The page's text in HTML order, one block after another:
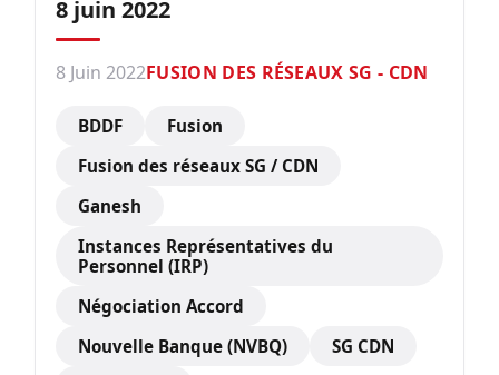
8 juin 2022
8 Juin 2022FUSION DES RÉSEAUX SG - CDN
BDDF
Fusion
Fusion des réseaux SG / CDN
Ganesh
Instances Représentatives du
Personnel (IRP)
Négociation Accord
Nouvelle Banque (NVBQ)
SG CDN